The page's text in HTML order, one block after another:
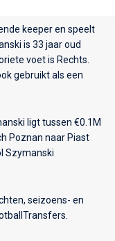
keeper en speelt
is 33 jaar oud
voet is Rechts.
gebruikt als een
ligt tussen €0.1M
Poznan naar Piast
Szymanski
seizoens- en